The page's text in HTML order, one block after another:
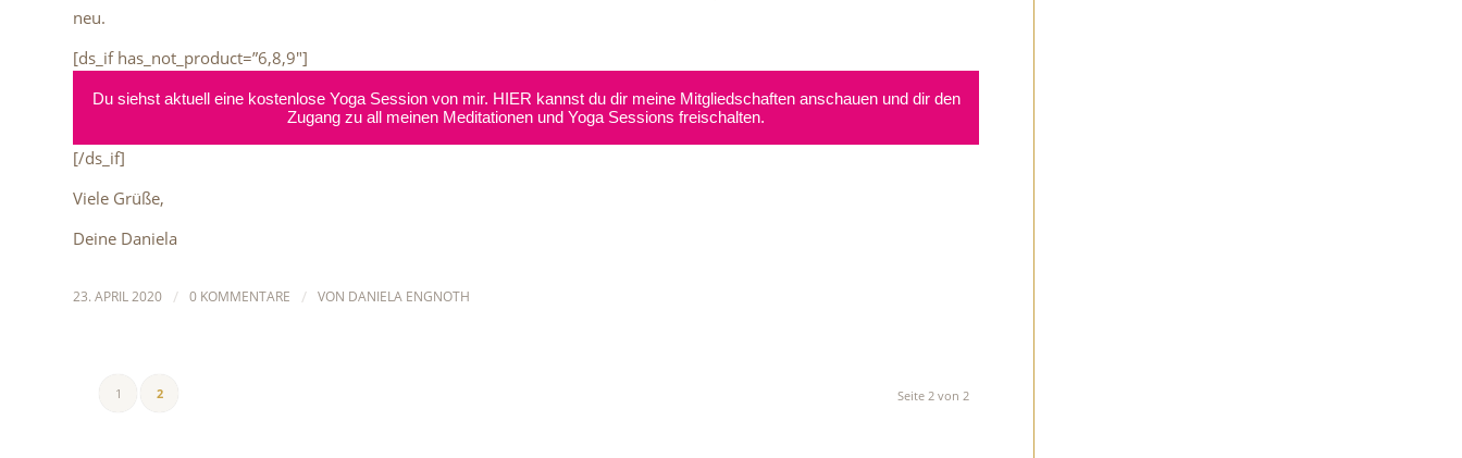
neu.
[ds_if has_not_product=”6,8,9″]
Du siehst aktuell eine kostenlose Yoga Session von mir. HIER kannst du dir meine Mitgliedschaften anschauen und dir den
Zugang zu all meinen Meditationen und Yoga Sessions freischalten.
[/ds_if]
Viele Grüße,
Deine Daniela
23. APRIL 2020 / 0 KOMMENTARE / VON DANIELA ENGNOTH
Seite 2 von 2
1 2